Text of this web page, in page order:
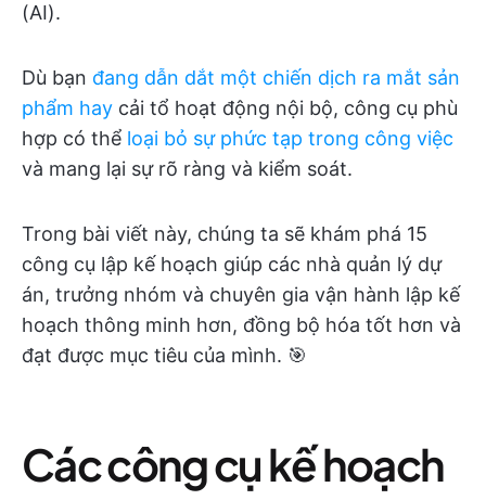
(AI).
Dù bạn đang dẫn dắt một chiến dịch ra mắt sản
phẩm hay cải tổ hoạt động nội bộ, công cụ phù
hợp có thể loại bỏ sự phức tạp trong công việc
và mang lại sự rõ ràng và kiểm soát.
Trong bài viết này, chúng ta sẽ khám phá 15
công cụ lập kế hoạch giúp các nhà quản lý dự
án, trưởng nhóm và chuyên gia vận hành lập kế
hoạch thông minh hơn, đồng bộ hóa tốt hơn và
đạt được mục tiêu của mình. 🎯
Các công cụ kế hoạch